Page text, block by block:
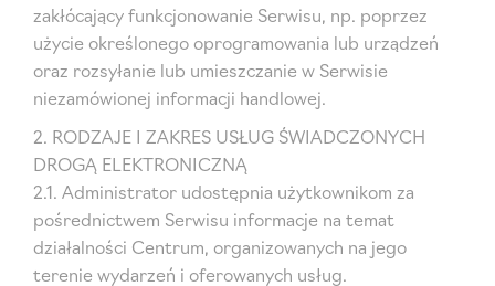
zakłócający funkcjonowanie Serwisu, np. poprzez
użycie określonego oprogramowania lub urządzeń
oraz rozsyłanie lub umieszczanie w Serwisie
niezamówionej informacji handlowej.
2. RODZAJE I ZAKRES USŁUG ŚWIADCZONYCH
DROGĄ ELEKTRONICZNĄ
2.1. Administrator udostępnia użytkownikom za
pośrednictwem Serwisu informacje na temat
działalności Centrum, organizowanych na jego
terenie wydarzeń i oferowanych usług.